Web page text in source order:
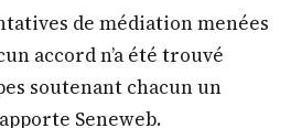
de médiation menées
accord n’a été trouvé
soutenant chacun un
Seneweb.